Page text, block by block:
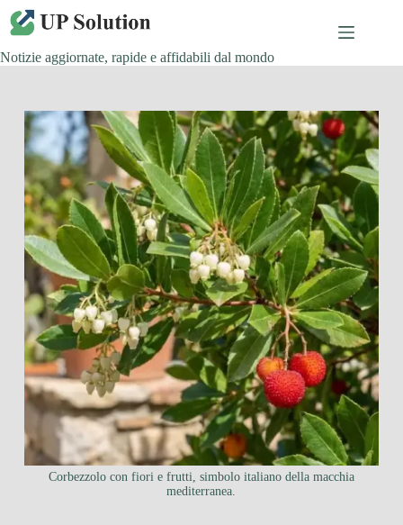
Salta
contenuto
Notizie aggiornate, rapide e affidabili dal mondo
Corbezzolo con fiori e frutti, simbolo italiano della macchia
mediterranea.